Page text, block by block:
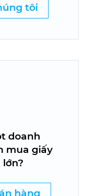
tôi
doanh
mua giấy
hàng